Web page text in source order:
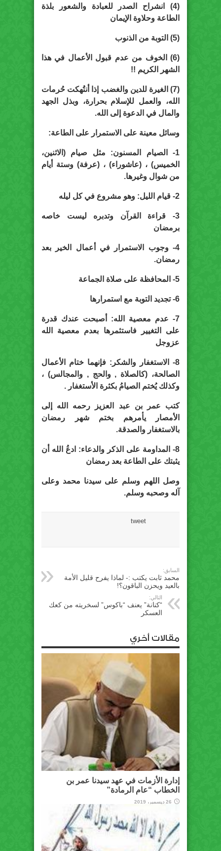
(4) انشراح الصدر للعبادة والشعور بلذة
الطاعة وحلاوة الإيمان
(5) التوبة من الذنوب
(6) الخوف من عدم قبول الأعمال في هذا
الشهر الكريم !!
(7) الغيرة للدين والغضب إذا أنتُهكت حُرمات
الله، والعمل للإسلام بحرارة، وبذل الجهد
والمال في الدعوة إلى الله.
وسائل معينة على الاستمرار على الطاعة:
1- الصيام المسنون: مثل صيام (الاثنين،
الخميس) ، (عاشوراء) ، (عرفة) وستة أيام
من شوال وغيرها.
2- قيام الليل: وهو مشروع في كل ليله
3- قراءة القرآن وتدبره ليست خاصه
برمضان
4- وجوب الاستمرار في أعمال الخير بعد
رمضان.
5- المحافظة على صلاة الجماعة
6- تجديد التوبة مع استمرارها
7- عدم معصية الله: أصبحت عندك قدرة
على التغيير فاستثمرها بعدم معصية الله
عزوجل
8- الاستغفار والشكر: فإنهما ختام الأعمال
الصالحة، (كالصلاة , والحج , والمجالس) ،
وكذلك يُختم الصيامُ بكثرة الأستغفار .
كتب عمر بن عبد العزيز رحمه الله إلى
الأمصار يأمرهم بختم شهر رمضان
بالاستغفار والصدقة.
8- المداومة على الذكر والدعاء: ادعُ الله أن
يثبتك على الطاعة بعد رمضان
وصل اللهم وسلم على سيدنا محمد وعلى
آله وصحبه وسلم.
tweet
السابق:
محمد ثابت يكتب :- لماذا يفرح قليل الأمة
بالعيد ويحزن الباقون؟!
التالي:
“كنانة” يعنف “باكوس” لسخريته من كعك
العسكر
مقالات أخري
إدارة الأزمات في عهد سيدنا عمر بن
الخطاب “عام الرمادة”
26 ديسمبر، 2019